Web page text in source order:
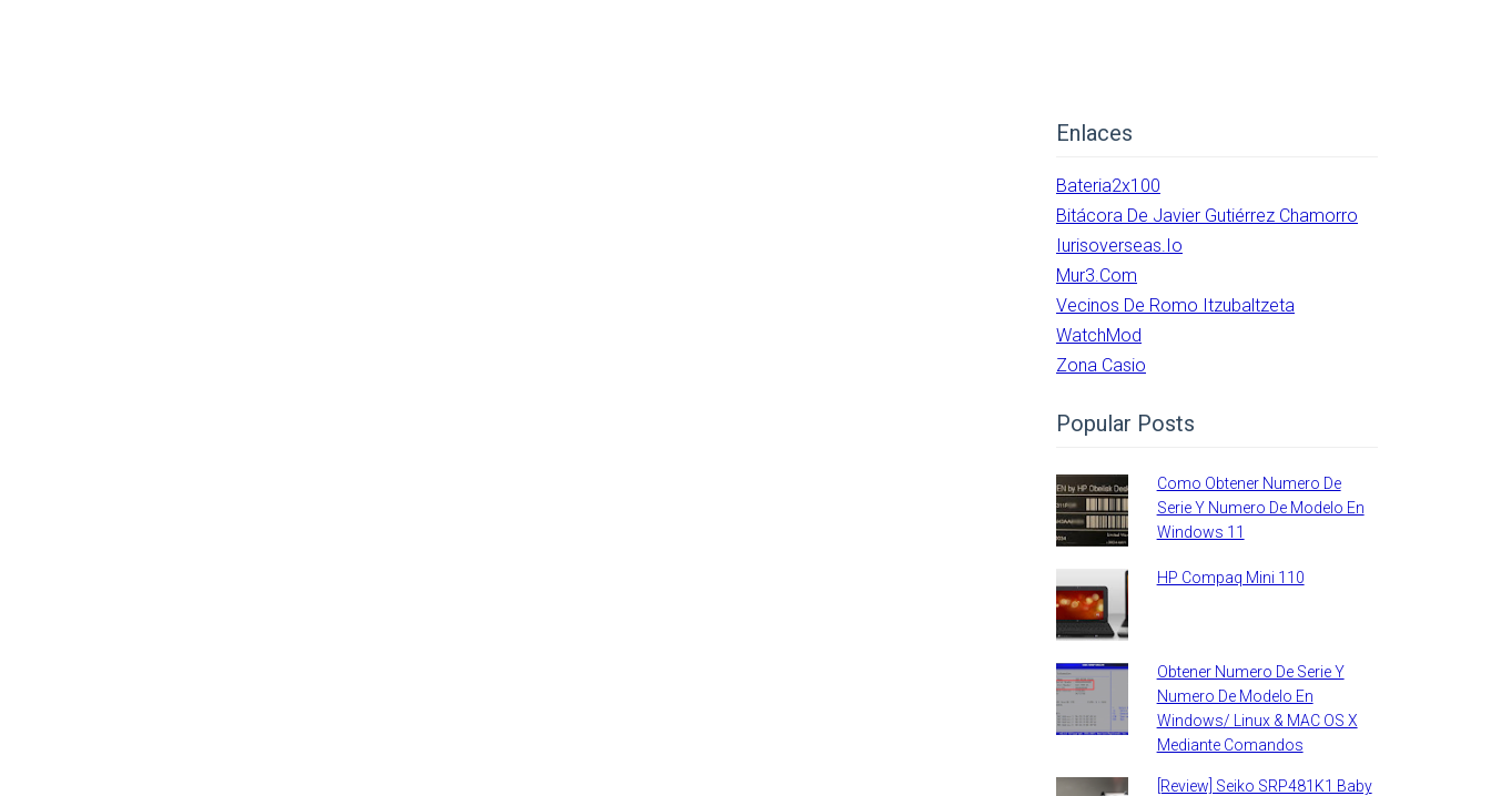
Enlaces
Bateria2x100
Bitácora De Javier Gutiérrez Chamorro
Iurisoverseas.io
Mur3.com
Vecinos De Romo Itzubaltzeta
WatchMod
Zona Casio
Popular Posts
Como Obtener Numero De
Serie Y Numero De Modelo En
Windows 11
HP Compaq Mini 110
Obtener Numero De Serie Y
Numero De Modelo En
Windows/ Linux & MAC OS X
Mediante Comandos
[Review] Seiko SRP481K1 Baby